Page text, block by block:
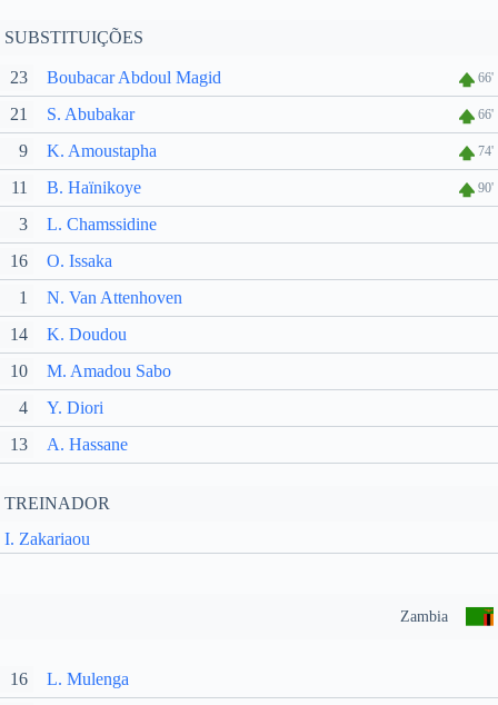
SUBSTITUIÇÕES
23 Boubacar Abdoul Magid 66'
21 S. Abubakar 66'
9 K. Amoustapha 74'
11 B. Haïnikoye 90'
3
L. Chamssidine
16
O. Issaka
1
N. Van Attenhoven
14
K. Doudou
10
M. Amadou Sabo
4
Y. Diori
13
A. Hassane
TREINADOR
I. Zakariaou
Zambia
16
L. Mulenga